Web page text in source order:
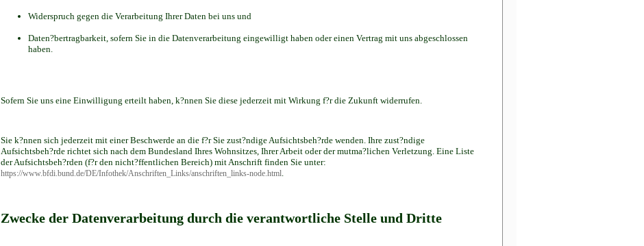
Widerspruch gegen die Verarbeitung Ihrer Daten bei uns und
Daten?bertragbarkeit, sofern Sie in die Datenverarbeitung eingewilligt haben oder einen Vertrag mit uns abgeschlossen
haben.
Sofern Sie uns eine Einwilligung erteilt haben, k?nnen Sie diese jederzeit mit Wirkung f?r die Zukunft widerrufen.
Sie k?nnen sich jederzeit mit einer Beschwerde an die f?r Sie zust?ndige Aufsichtsbeh?rde wenden. Ihre zust?ndige
Aufsichtsbeh?rde richtet sich nach dem Bundesland Ihres Wohnsitzes, Ihrer Arbeit oder der mutma?lichen Verletzung. Eine Liste
der Aufsichtsbeh?rden (f?r den nicht?ffentlichen Bereich) mit Anschrift finden Sie unter:
https://www.bfdi.bund.de/DE/Infothek/Anschriften_Links/anschriften_links-node.html.
Zwecke der Datenverarbeitung durch die verantwortliche Stelle und Dritte